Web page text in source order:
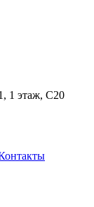
1 этаж, С20